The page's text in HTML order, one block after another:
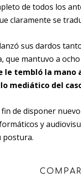
de todos los
claramente se
sus dardos
que mantuvo a
le tembló la
mediático del
fin de disponer
y
postura.